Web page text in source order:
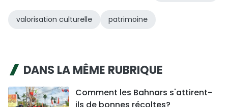
valorisation culturelle patrimoine
DANS LA MÊME RUBRIQUE
Comment les Bahnars s'attirent-
ils de bonnes récoltes?